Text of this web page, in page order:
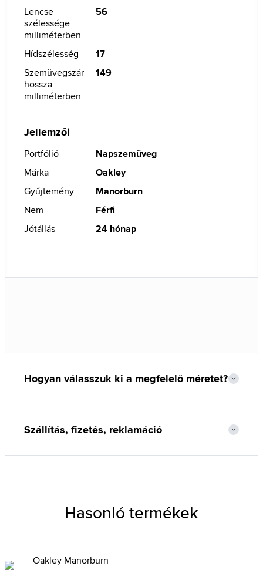
Lencse
szélessége
milliméterben
56
Hídszélesség
17
Szemüvegszár
hossza
milliméterben
149
Jellemzői
Portfólió
Napszemüveg
Márka
Oakley
Gyűjtemény
Manorburn
Nem
Férfi
Jótállás
24 hónap
Hogyan válasszuk ki a megfelelő méretet?
Szállítás, fizetés, reklamáció
Hasonló termékek